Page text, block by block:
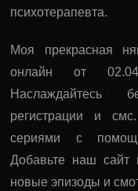
психотерапевта.
Моя прекрасная
онлайн от
Наслаждайтесь
регистрации и
сериями с
Добавьте наш сайт
новые эпизоды и